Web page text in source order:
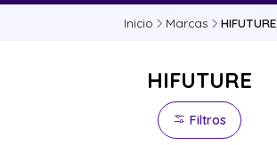
Inicio Marcas HIFUTURE
HIFUTURE
Filtros